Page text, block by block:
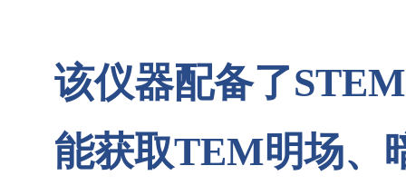
该仪器配备了
能获取TEM明场、